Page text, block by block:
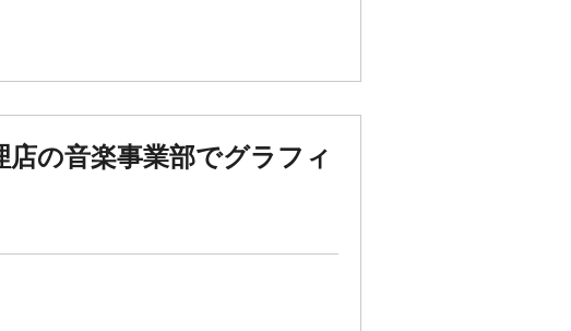
店の音楽事業部でグラフィ